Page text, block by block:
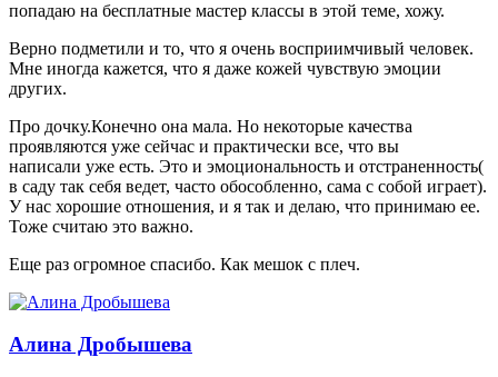
попадаю на бесплатные мастер классы в этой теме, хожу.
Верно подметили и то, что я очень восприимчивый человек.
Мне иногда кажется, что я даже кожей чувствую эмоции
других.
Про дочку.Конечно она мала. Но некоторые качества
проявляются уже сейчас и практически все, что вы
написали уже есть. Это и эмоциональность и отстраненность(
в саду так себя ведет, часто обособленно, сама с собой играет).
У нас хорошие отношения, и я так и делаю, что принимаю ее.
Тоже считаю это важно.
Еще раз огромное спасибо. Как мешок с плеч.
Алина Дробышева